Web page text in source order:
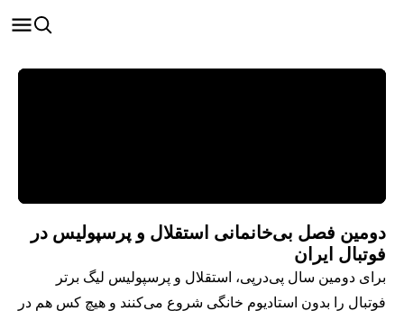
دومین فصل بی‌خانمانی استقلال و پرسپولیس در
فوتبال ایران
برای دومین سال پی‌درپی، استقلال و پرسپولیس لیگ برتر
فوتبال را بدون استادیوم خانگی شروع می‌کنند و هیچ کس هم در